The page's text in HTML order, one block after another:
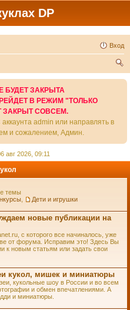
DP
Вход
БУДЕТ ЗАКРЫТА
В РЕЖИМ "ТОЛЬКО
ЗАКРЫТ СОВСЕМ.
admin или направлять в
и сожалением, Админ.
авг 2026, 09:11
темы
Дети и игрушки
новые публикации на
с которого все начиналось, уже
от форума. Исправим это! Здесь Вы
к новым статьям или задать свои
кукол, мишек и миниатюры
кукольные шоу в России и во всем
и обмен впечатлениями. А
и миниатюры.